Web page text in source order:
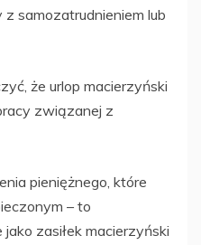
samozatrudnieniem lub
że urlop macierzyński
związanej z
pieniężnego, które
– to
zasiłek macierzyński